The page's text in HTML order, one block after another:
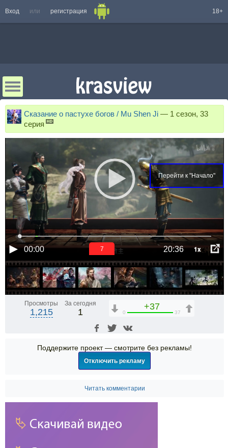
Вход или регистрация 18+
Сказание о пастухе богов / Mu Shen Ji — 1 сезон, 33
серия
Перейти к "Начало"
00:00 20:36 1x
6
Просмотры
1,215
За сегодня
1
+37
0 37
Поддержите проект — смотрите без рекламы!
Отключить рекламу
Читать комментарии